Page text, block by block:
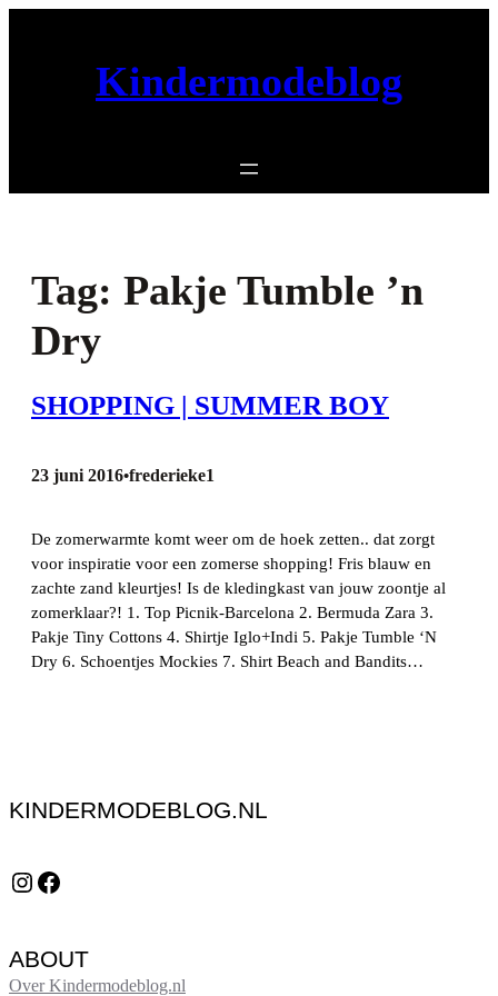
Kindermodeblog
Tag: Pakje Tumble ’n
Dry
SHOPPING | SUMMER BOY
23 juni 2016•frederieke1
De zomerwarmte komt weer om de hoek zetten.. dat zorgt
voor inspiratie voor een zomerse shopping! Fris blauw en
zachte zand kleurtjes! Is de kledingkast van jouw zoontje al
zomerklaar?! 1. Top Picnik-Barcelona 2. Bermuda Zara 3.
Pakje Tiny Cottons 4. Shirtje Iglo+Indi 5. Pakje Tumble ‘N
Dry 6. Schoentjes Mockies 7. Shirt Beach and Bandits…
KINDERMODEBLOG.NL
Instagram Facebook
ABOUT
Over Kindermodeblog.nl